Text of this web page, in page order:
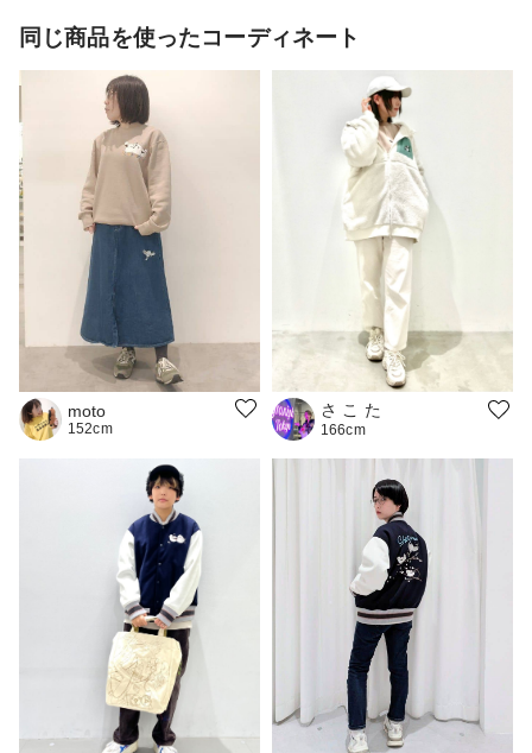
同じ商品を使ったコーディネート
moto
152cm
さ こ た
166cm